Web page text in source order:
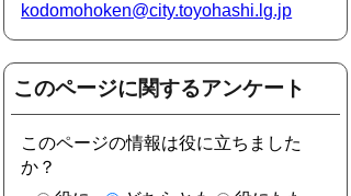
kodomohoken@city.toyohashi.lg.jp
このページに関するアンケート
このページの情報は役に立ちました
か？